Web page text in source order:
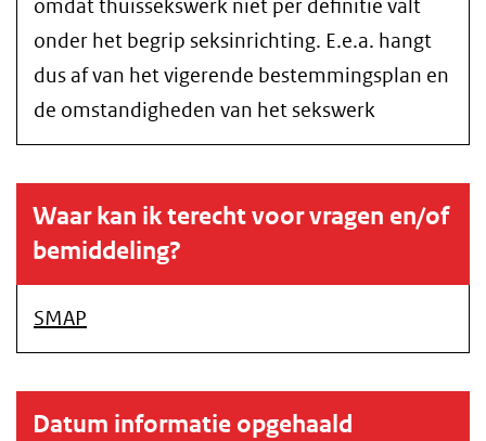
omdat thuissekswerk niet per definitie valt
onder het begrip seksinrichting. E.e.a. hangt
dus af van het vigerende bestemmingsplan en
de omstandigheden van het sekswerk
Waar kan ik terecht voor vragen en/of
bemiddeling?
SMAP
Datum informatie opgehaald